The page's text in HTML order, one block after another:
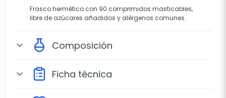
Frasco hermético con 90 comprimidos masticables,
libre de azúcares añadidos y alérgenos comunes.
expand_more Composición
expand_more Ficha técnica